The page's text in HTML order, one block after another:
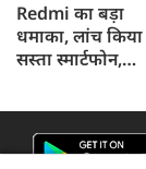
Redmi का बड़ा
धमाका, लांच किया
सस्ता स्मार्टफोन,